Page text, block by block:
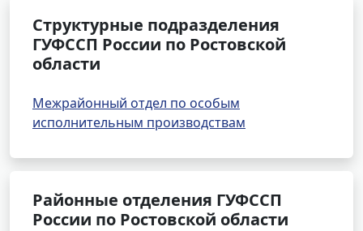
Структурные подразделения
ГУФССП России по Ростовской
области
Межрайонный отдел по особым
исполнительным производствам
Районные отделения ГУФССП
России по Ростовской области